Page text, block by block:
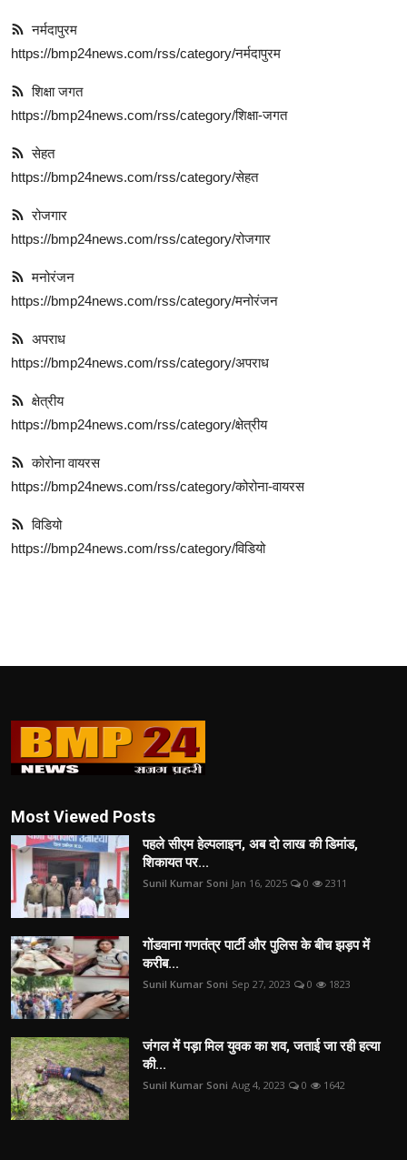
नर्मदापुरम
https://bmp24news.com/rss/category/नर्मदापुरम
शिक्षा जगत
https://bmp24news.com/rss/category/शिक्षा-जगत
सेहत
https://bmp24news.com/rss/category/सेहत
रोजगार
https://bmp24news.com/rss/category/रोजगार
मनोरंजन
https://bmp24news.com/rss/category/मनोरंजन
अपराध
https://bmp24news.com/rss/category/अपराध
क्षेत्रीय
https://bmp24news.com/rss/category/क्षेत्रीय
कोरोना वायरस
https://bmp24news.com/rss/category/कोरोना-वायरस
विडियो
https://bmp24news.com/rss/category/विडियो
Most Viewed Posts
पहले सीएम हेल्पलाइन, अब दो लाख की डिमांड,
शिकायत पर...
Sunil Kumar Soni Jan 16, 2025 0 2311
गोंडवाना गणतंत्र पार्टी और पुलिस के बीच झड़प में
करीब...
Sunil Kumar Soni Sep 27, 2023 0 1823
जंगल में पड़ा मिल युवक का शव, जताई जा रही हत्या
की...
Sunil Kumar Soni Aug 4, 2023 0 1642